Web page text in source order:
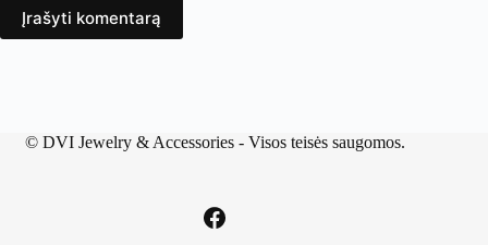
Įrašyti komentarą
© DVI Jewelry & Accessories- Visos teisės saugomos.